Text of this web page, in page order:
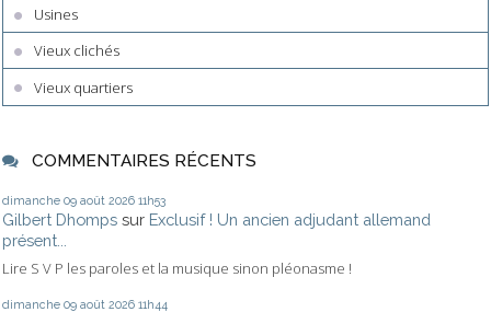
Usines
Vieux clichés
Vieux quartiers
COMMENTAIRES RÉCENTS
dimanche 09 août 2026 11h53
Gilbert Dhomps sur Exclusif ! Un ancien adjudant allemand
présent...
Lire S V P les paroles et la musique sinon pléonasme !
dimanche 09 août 2026 11h44